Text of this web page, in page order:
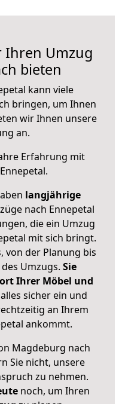
Ihren Umzug
bieten
kann viele
bringen, um Ihnen
wir Ihnen unsere
an.
Erfahrung mit
Ennepetal.
langjährige
nach Ennepetal
die ein Umzug
mit sich bringt.
von der Planung bis
Umzugs. Sie
Ihrer Möbel und
sicher ein und
an Ihrem
ankommt.
Magdeburg nach
Sie nicht, unsere
zu nehmen.
noch, um Ihren